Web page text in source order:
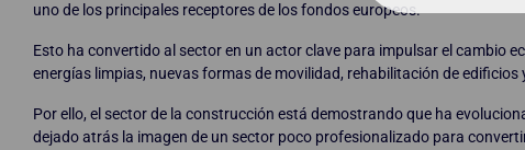
uno de los principales receptores de los fondos europeos.
Esto ha convertido al sector en un actor clave para impulsar el cambio
energías limpias, nuevas formas de movilidad, rehabilitación de
Por ello, el sector de la construcción está demostrando que ha
dejado atrás la imagen de un sector poco profesionalizado para